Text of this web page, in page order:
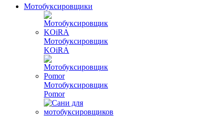
Мотобуксировщики
Мотобуксировщик
KOiRA
Мотобуксировщик
Pomor